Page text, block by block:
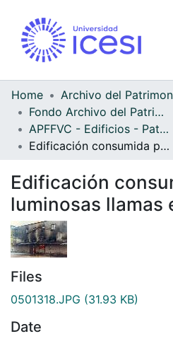
Home
Fondo Archivo del Patrimonio Fotográfico y Fílmico del Valle del Cauca
APFFVC - Edificios - Patrimonial
Edificación consumida por luminosas llamas en un incendio
Edificación
luminosas llamas
Files
0501318.JPG (31.93 KB)
Date